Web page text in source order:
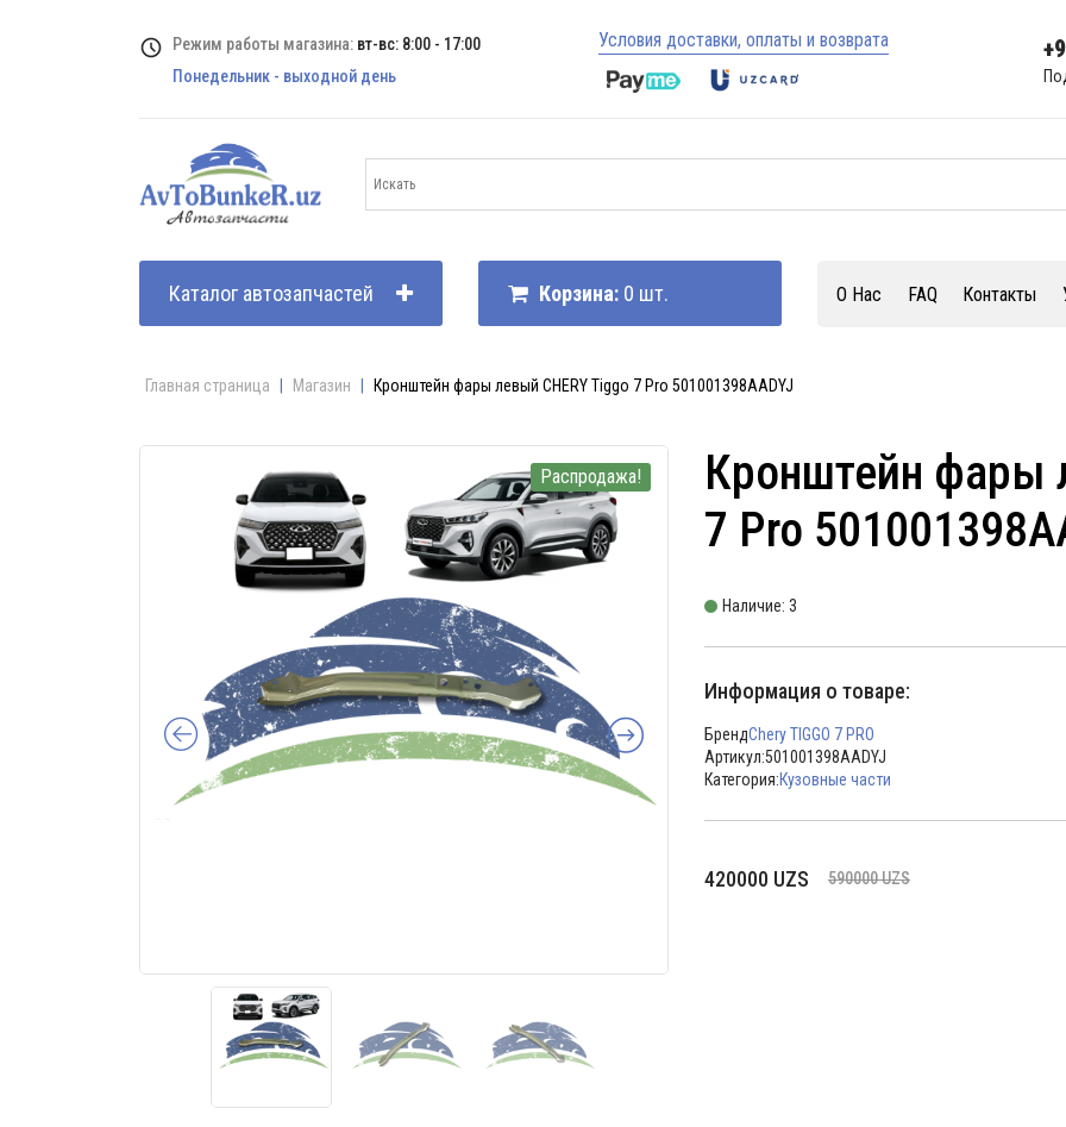
Режим работы магазина: вт-вс: 8:00 - 17:00
Понедельник - выходной день
Условия доставки, оплаты и возврата
Каталог автозапчастей Корзина: 0 шт. О Нас FAQ Контакты
Главная страница Магазин Кронштейн фары левый CHERY Tiggo 7 Pro 501001398AADYJ
Распродажа!
Кронштейн фары
7 Pro
Наличие: 3
Информация о товаре:
БрендChery TIGGO 7 PRO
Артикул:501001398AADYJ
Категория:Кузовные части
590000UZS
Первоначальная
420000 UZS
Текущая